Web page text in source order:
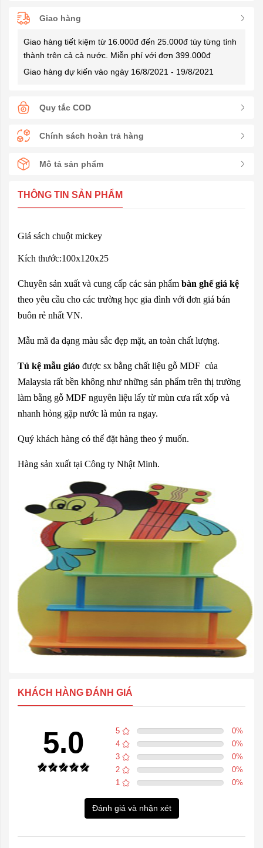
Giao hàng
Giao hàng tiết kiệm từ 16.000đ đến 25.000đ tùy từng tỉnh
thành trên cả cả nước. Miễn phí với đơn 399.000đ
Giao hàng dự kiến vào ngày 16/8/2021 - 19/8/2021
Quy tắc COD
Chính sách hoàn trả hàng
Mô tả sản phẩm
THÔNG TIN SẢN PHẨM
Giá sách chuột mickey
Kích thước:100x120x25
Chuyên sản xuất và cung cấp các sản phẩm bàn ghế giá kệ
theo yêu cầu cho các trường học gia đình với đơn giá bán
buôn rẻ nhất VN.
Mẫu mã đa dạng màu sắc đẹp mặt, an toàn chất lượng.
Tủ kệ mẫu giáo được sx bằng chất liệu gỗ MDF của
Malaysia rất bền không như những sản phẩm trên thị trường
làm bằng gỗ MDF nguyên liệu lấy từ mùn cưa rất xốp và
nhanh hỏng gặp nước là mủn ra ngay.
Quý khách hàng có thể đặt hàng theo ý muốn.
Hàng sản xuất tại Công ty Nhật Minh.
KHÁCH HÀNG ĐÁNH GIÁ
5.0 5 0%
4
0%
3
0%
2
0%
1
0%
Đánh giá và nhận xét